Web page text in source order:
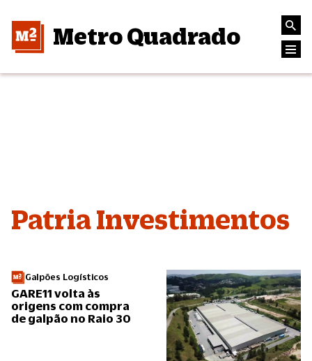
Metro Quadrado
Patria Investimentos
Galpões Logísticos
GARE11 volta às
origens com compra
de galpão no Raio 30